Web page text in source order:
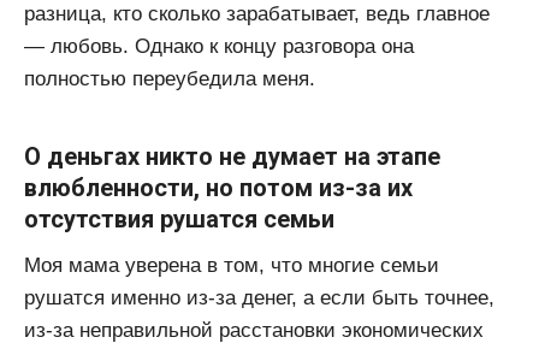
разница, кто сколько зарабатывает, ведь главное
— любовь. Однако к концу разговора она
полностью переубедила меня.
О деньгах никто не думает на этапе
влюбленности, но потом из-за их
отсутствия рушатся семьи
Моя мама уверена в том, что многие семьи
рушатся именно из-за денег, а если быть точнее,
из-за неправильной расстановки экономических